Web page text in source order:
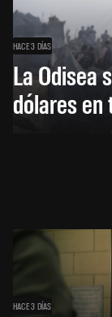
HACE 3 DÍAS
La Odisea
dólares
HACE 3 DÍAS